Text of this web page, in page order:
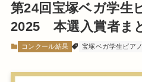
第24回宝塚ベガ学生
2025 本選入賞者ま
コンクール結果 宝塚ベガ学生ピア